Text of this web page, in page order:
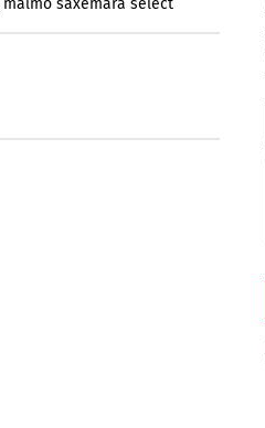
malmo saxemara select